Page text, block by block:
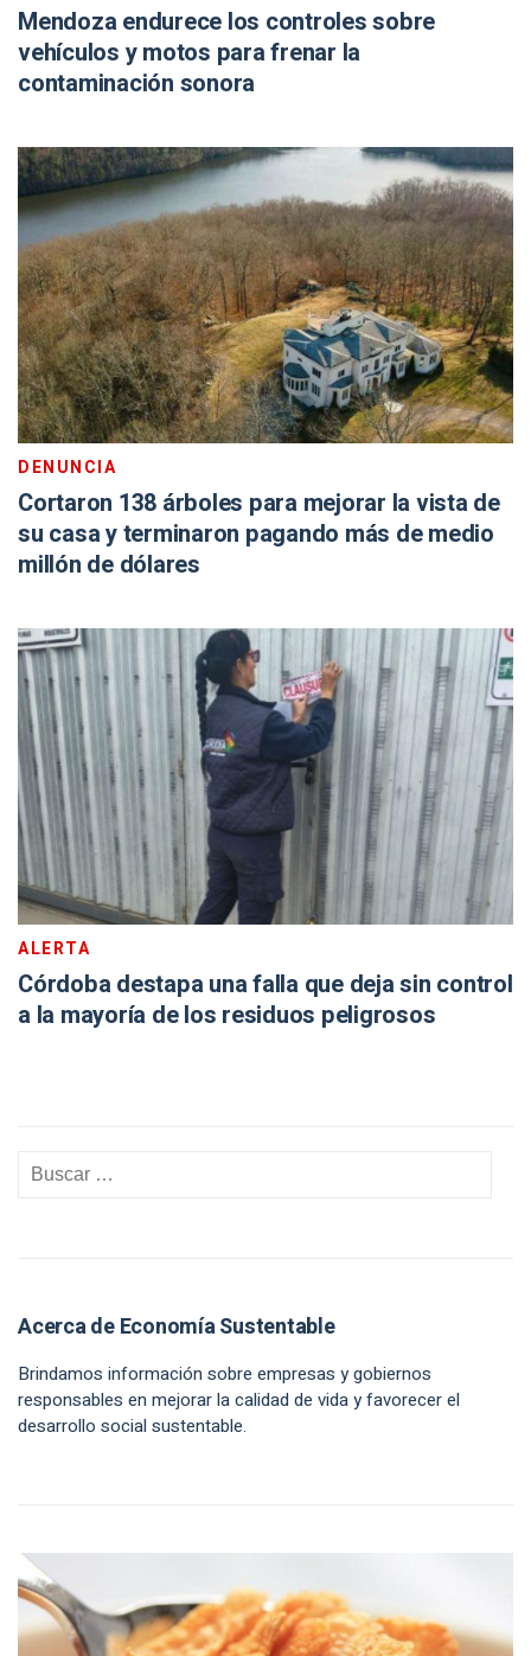
Mendoza endurece los controles sobre
vehículos y motos para frenar la
contaminación sonora
DENUNCIA
Cortaron 138 árboles para mejorar la vista de
su casa y terminaron pagando más de medio
millón de dólares
ALERTA
Córdoba destapa una falla que deja sin control
a la mayoría de los residuos peligrosos
Acerca de Economía Sustentable
Brindamos información sobre empresas y gobiernos
responsables en mejorar la calidad de vida y favorecer el
desarrollo social sustentable.